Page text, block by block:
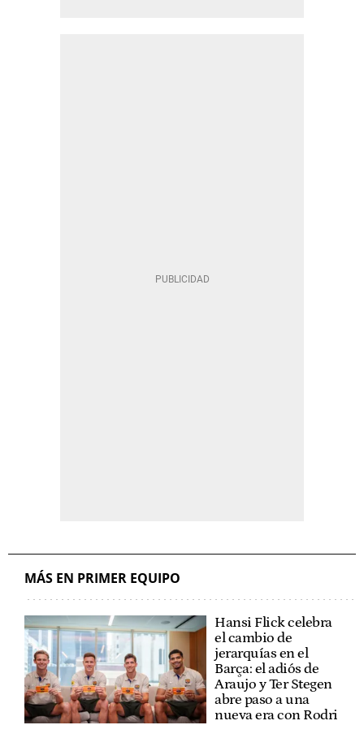
MÁS EN PRIMER EQUIPO
Hansi Flick celebra
el cambio de
jerarquías en el
Barça: el adiós de
Araujo y Ter Stegen
abre paso a una
nueva era con Rodri